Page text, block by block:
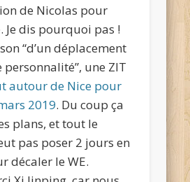
de Nicolas pour
. Je dis pourquoi pas !
“d’un déplacement
personnalité”, une ZIT
autour de Nice pour
2019. Du coup ça
plans, et tout le
pas poser 2 jours en
décaler le WE.